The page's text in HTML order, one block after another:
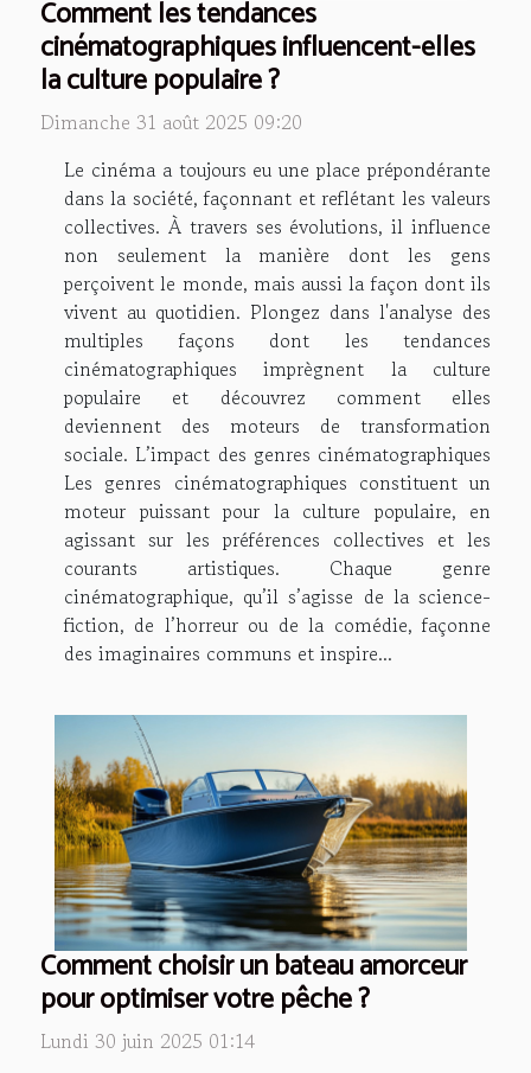
Comment les tendances
cinématographiques influencent-elles
la culture populaire ?
Dimanche 31 août 2025 09:20
Le cinéma a toujours eu une place prépondérante
dans la société, façonnant et reflétant les valeurs
collectives. À travers ses évolutions, il influence
non seulement la manière dont les gens
perçoivent le monde, mais aussi la façon dont ils
vivent au quotidien. Plongez dans l'analyse des
multiples façons dont les tendances
cinématographiques imprègnent la culture
populaire et découvrez comment elles
deviennent des moteurs de transformation
sociale. L’impact des genres cinématographiques
Les genres cinématographiques constituent un
moteur puissant pour la culture populaire, en
agissant sur les préférences collectives et les
courants artistiques. Chaque genre
cinématographique, qu’il s’agisse de la science-
fiction, de l’horreur ou de la comédie, façonne
des imaginaires communs et inspire...
Comment choisir un bateau amorceur
pour optimiser votre pêche ?
Lundi 30 juin 2025 01:14